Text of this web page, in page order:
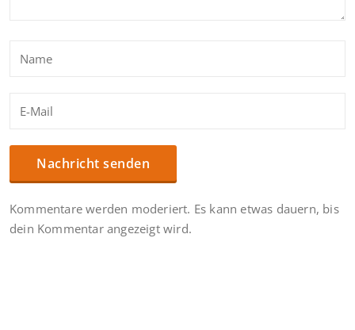
Kommentare werden moderiert. Es kann etwas dauern, bis
dein Kommentar angezeigt wird.